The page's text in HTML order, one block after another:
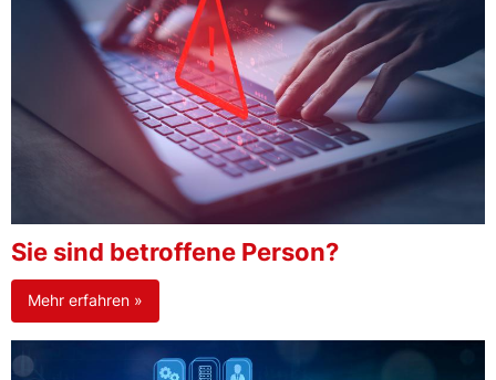
Sie sind betroffene Person?
Mehr erfahren »